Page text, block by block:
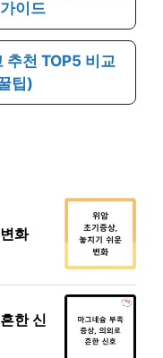
이드
추천 TOP5 비교
팁)
화
한 신